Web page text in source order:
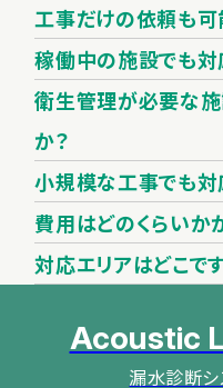
はい、可能です。調査のみ
に、お客様自身で工事業者
工事だけの依頼も可
はい、可能です。ただし、
場合、配管の状態が正確に
囲を交換」という提案にな
まで一気通貫でご依頼いた
できます。
稼働中の施設でも対
はい、可能です。夜間・休
最小化します。商業施設
応可能です。
衛生管理が必要な
か？
はい、可能です。医療・福
施設でも対応可能です。
施工します。
小規模な工事でも対
はい、可能です。小規模案
ております。
費用はどのくらいか
配管の状況、工事内容、現
料相談・お見積もりをご依
対応エリアはどこで
応しております。その他の
Acoustic
漏水診断シ